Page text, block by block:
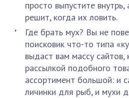
просто выпустите
решит, когда их ловить.
Где брать мух? Вы не
поисковик что-то типа
выдаст вам массу
рассылкой подобного
ассортимент большой: и
личинки для рыб, и мухи